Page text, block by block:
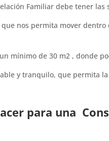
Familiar debe tener las
nos permita mover
mínimo de 30 m2 , donde
y tranquilo, que permita
para una